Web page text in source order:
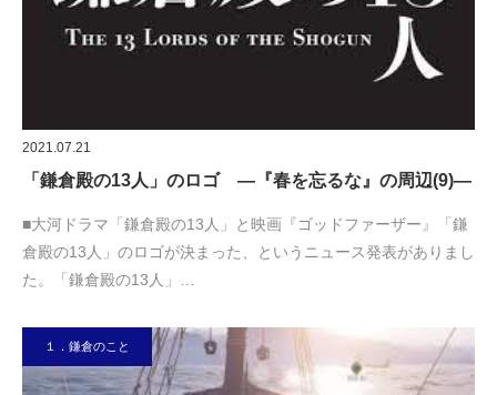
2021.07.21
「鎌倉殿の13人」のロゴ ―『春を忘るな』の周辺(9)―
■大河ドラマ「鎌倉殿の13人」と映画『ゴッドファーザー』「鎌
倉殿の13人」のロゴが決まった、というニュース発表がありまし
た。「鎌倉殿の13人」…
１．鎌倉のこと